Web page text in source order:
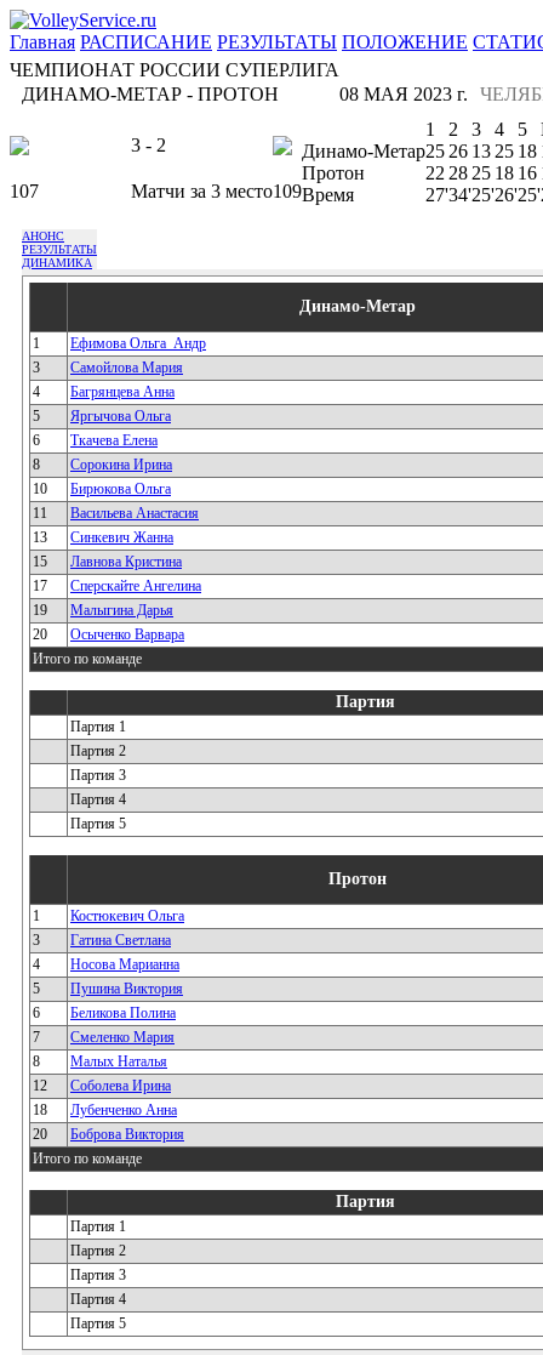
Главная РАСПИСАНИЕ РЕЗУЛЬТАТЫ ПОЛОЖЕНИЕ
ЧЕМПИОНАТ РОССИИ СУПЕРЛИГА
ДИНАМО-МЕТАР - ПРОТОН
08 МАЯ 2023 г.
3 - 2
107 Матчи за 3 место109
1 2 3 4 5
Динамо-Метар25 26 13 25 18
Протон
22 28 25 18 16
Время
27'34'25'26'25'
АНОНС
РЕЗУЛЬТАТЫ
ДИНАМИКА
Динамо-Метар
1
Ефимова Ольга_Андр
3
Самойлова Мария
4
Багрянцева Анна
5
Яргычова Ольга
6
Ткачева Елена
8
Сорокина Ирина
10
Бирюкова Ольга
11
Васильева Анастасия
13
Синкевич Жанна
15
Лавнова Кристина
17
Сперскайте Ангелина
19
Малыгина Дарья
20
Осыченко Варвара
Итого по команде
Партия
Партия 1
Партия 2
Партия 3
Партия 4
Партия 5
Протон
1
Костюкевич Ольга
3
Гатина Светлана
4
Носова Марианна
5
Пушина Виктория
6
Беликова Полина
7
Смеленко Мария
8
Малых Наталья
12
Соболева Ирина
18
Лубенченко Анна
20
Боброва Виктория
Итого по команде
Партия
Партия 1
Партия 2
Партия 3
Партия 4
Партия 5